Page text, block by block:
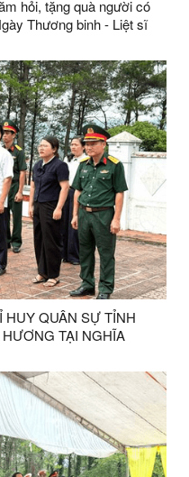
hỏi, tặng quà người có
Thương binh - Liệt sĩ
HUY QUÂN SỰ TỈNH
TẠI NGHĨA
LIỆT SĨ (27/7/1947 - 27/7/2026)